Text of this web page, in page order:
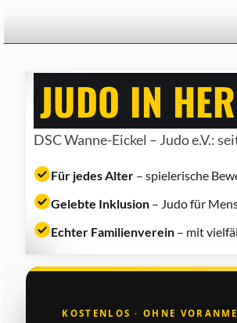
JUDO IN
DSC Wanne-Eickel – Judo e.V.:
Für jedes Alter – spielerische
Gelebte Inklusion – Judo für
Echter Familienverein – mit
KOSTENLOS · OHNE